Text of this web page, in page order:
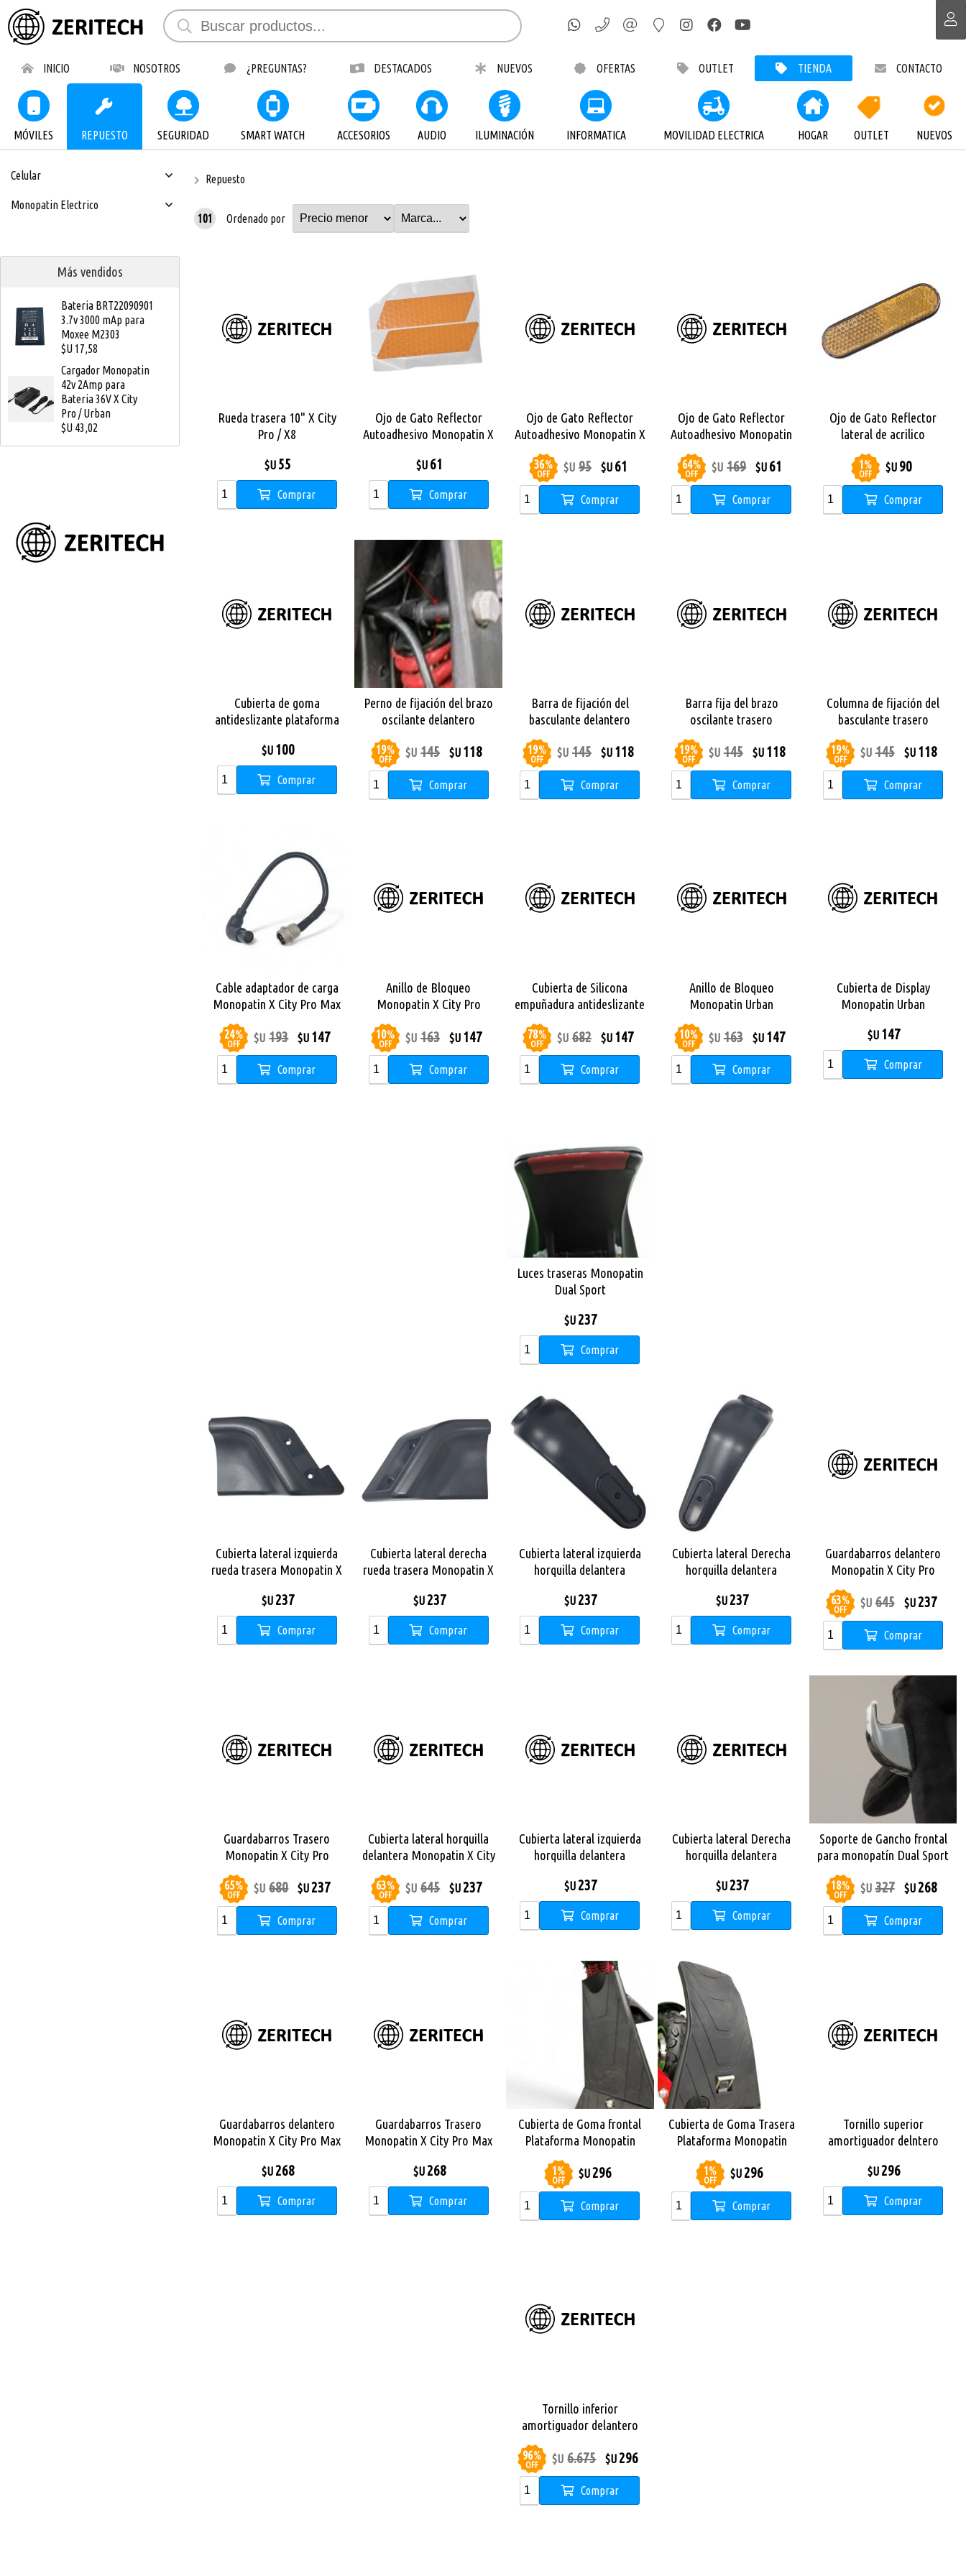
INICIO NOSOTROS ¿PREGUNTAS? DESTACADOS NUEVOS OFERTAS OUTLET TIENDA CONTACTO
MÓVILES REPUESTO SEGURIDAD SMART WATCH ACCESORIOS AUDIO ILUMINACIÓN INFORMATICA MOVILIDAD ELECTRICA HOGAR OUTLET NUEVOS
Celular
Monopatin Electrico
Más vendidos
Bateria BRT22090901
3.7v 3000 mAp para
Moxee M2303
$U 17,58
Cargador Monopatin
42v 2Amp para
Bateria 36V X City
Pro / Urban
$U 43,02
Repuesto
101 Ordenado por
Rueda trasera 10" X City
Pro / X8
$U 55
Comprar
Ojo de Gato Reflector
Autoadhesivo Monopatin X
$U 61
Comprar
Ojo de Gato Reflector
Autoadhesivo Monopatin X
36%
OFF
$U 95 $U 61
Comprar
Ojo de Gato Reflector
Autoadhesivo Monopatin
64%
OFF
$U 169 $U 61
Comprar
Ojo de Gato Reflector
lateral de acrilico
Monopatin X City Pro Max
1%
OFF
$U 90
Comprar
Cubierta de goma
antideslizante plataforma
$U 100
Comprar
Perno de fijación del brazo
oscilante delantero
19%
OFF
$U 145 $U 118
Comprar
Barra de fijación del
basculante delantero
Monopatin Dual Sport
19%
OFF
$U 145 $U 118
Comprar
Barra fija del brazo
oscilante trasero
19%
OFF
$U 145 $U 118
Comprar
Columna de fijación del
basculante trasero
19%
OFF
$U 145 $U 118
Comprar
Cable adaptador de carga
Monopatin X City Pro Max
24%
OFF
$U 193 $U 147
Comprar
Anillo de Bloqueo
Monopatin X City Pro
10%
OFF
$U 163 $U 147
Comprar
Cubierta de Silicona
empuñadura antideslizante
Monopatín X City Pro
78%
OFF
$U 682 $U 147
Comprar
Anillo de Bloqueo
Monopatin Urban
10%
OFF
$U 163 $U 147
Comprar
Cubierta de Display
Monopatin Urban
$U 147
Comprar
Luces traseras Monopatin
Dual Sport
$U237
Comprar
Cubierta lateral izquierda
rueda trasera Monopatin X
$U237
Comprar
Cubierta lateral derecha
rueda trasera Monopatin X
$U237
Comprar
Cubierta lateral izquierda
horquilla delantera
$U237
Comprar
Cubierta lateral Derecha
horquilla delantera
$U237
Comprar
Guardabarros delantero
Monopatin X City Pro
63%
OFF
$U 645 $U237
Comprar
Guardabarros Trasero
Monopatin X City Pro
65%
OFF
$U 680 $U237
Comprar
Cubierta lateral horquilla
delantera Monopatin X City
63%
OFF
$U 645 $U237
Comprar
Cubierta lateral izquierda
horquilla delantera
$U237
Comprar
Cubierta lateral Derecha
horquilla delantera
$U237
Comprar
Soporte de Gancho frontal
para monopatín Dual Sport
18%
OFF
$U 327 $U268
Comprar
Guardabarros delantero
Monopatin X City Pro Max
$U268
Comprar
Guardabarros Trasero
Monopatin X City Pro Max
$U268
Comprar
Cubierta de Goma frontal
Plataforma Monopatin
Dual Sport
1%
OFF
$U296
Comprar
Cubierta de Goma Trasera
Plataforma Monopatin
Dual Sport
1%
OFF
$U296
Comprar
Tornillo superior
amortiguador delntero
$U296
Comprar
Tornillo inferior
amortiguador delantero
Monopatin Dual Sport
96%
OFF
$U 6.675 $U296
Comprar